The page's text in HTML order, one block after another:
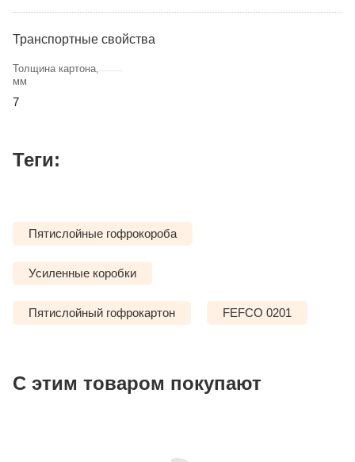
Транспортные свойства
Толщина картона,
мм
7
Теги:
Пятислойные гофрокороба
Усиленные коробки
Пятислойный гофрокартон FEFCO 0201
С этим товаром покупают